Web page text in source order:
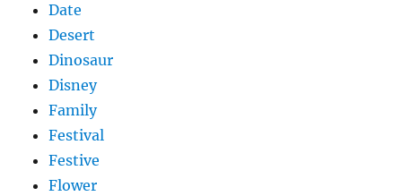
Date
Desert
Dinosaur
Disney
Family
Festival
Festive
Flower